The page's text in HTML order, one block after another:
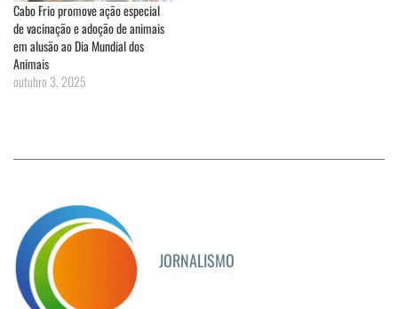
Cabo Frio promove ação especial
de vacinação e adoção de animais
em alusão ao Dia Mundial dos
Animais
outubro 3, 2025
JORNALISMO